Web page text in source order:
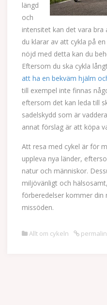
längd
och
intensitet kan det vara
du klarar av att cykla på
nöjd med detta kan du
Eftersom du ska cykla
att ha en bekväm hjälm
till exempel inte finnas
eftersom det kan leda till
sadelskydd som är
annat förslag är att köpa
Att resa med cykel är för
uppleva nya länder,
natur och människor.
miljövänligt och
förberedelser kommer din
missöden.
Allt om cykeln